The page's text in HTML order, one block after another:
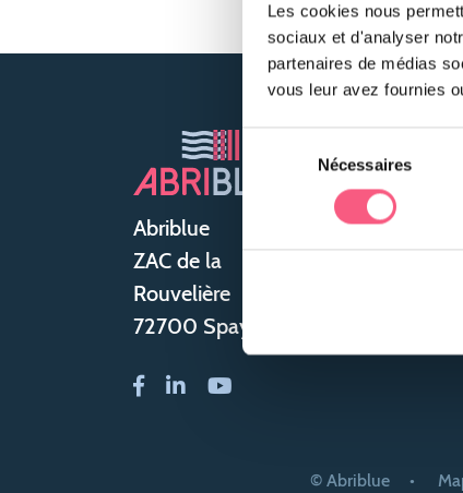
Les cookies nous
sociaux et d'analyser
partenaires de médias
vous leur avez fournies
consentement
Nécessaires
Abriblue
ZAC de la
Rouvelière
72700 Spay
© Abriblue